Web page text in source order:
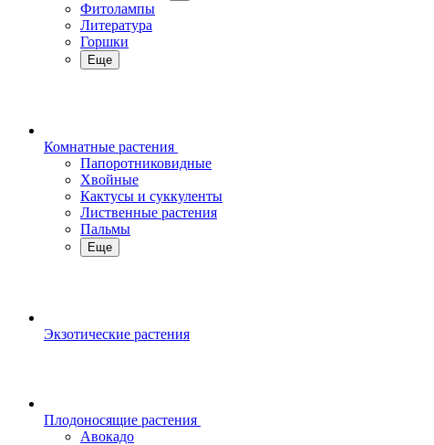
Фитолампы
Литература
Горшки
Еще
Комнатные растения
Папоротниковидные
Хвойные
Кактусы и суккуленты
Лиственные растения
Пальмы
Еще
Экзотические растения
Плодоносящие растения
Авокадо